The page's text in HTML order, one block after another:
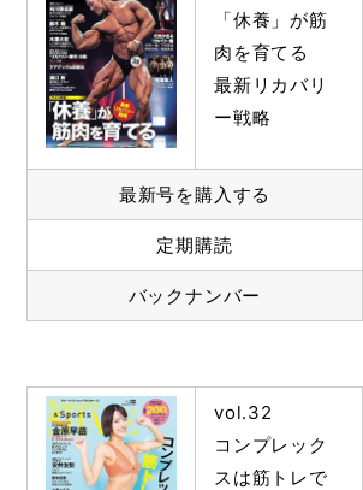
「休養」が筋
肉を育てる
最新リカバリ
ー戦略
最新号を購入する
定期購読
バックナンバー
vol.32
コンプレック
スは筋トレで